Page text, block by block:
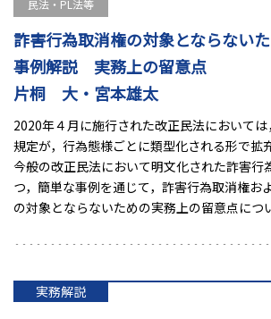
民法・PL法等
詐害行為取消権の対象とならない
事例解説 実務上の留意点
片桐 大・宮本雄太
2020年４月に施行された改正民法において
規定が，行為態様ごとに類型化される形で拡
今般の改正民法において明文化された詐害行
つ，簡単な事例を通じて，詐害行為取消権お
の対象とならないための実務上の留意点につ
実務解説